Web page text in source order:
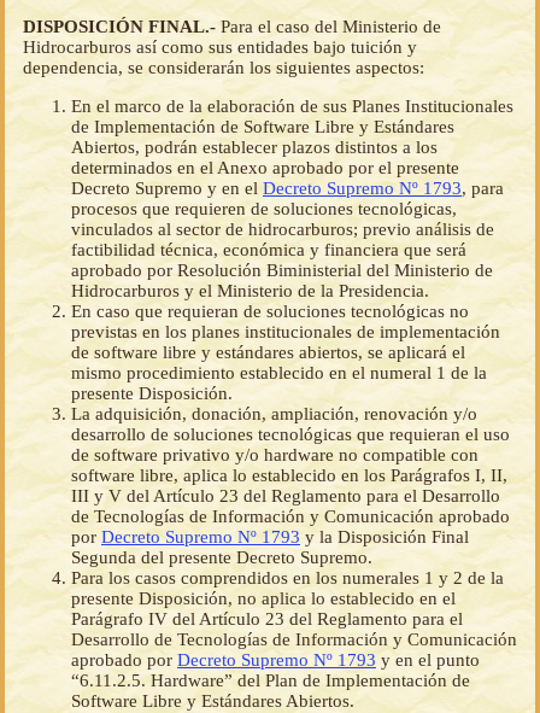
DISPOSICIÓN FINAL.- Para el caso del Ministerio de
Hidrocarburos así como sus entidades bajo tuición y
dependencia, se considerarán los siguientes aspectos:
En el marco de la elaboración de sus Planes Institucionales
de Implementación de Software Libre y Estándares
Abiertos, podrán establecer plazos distintos a los
determinados en el Anexo aprobado por el presente
Decreto Supremo y en el Decreto Supremo Nº 1793, para
procesos que requieren de soluciones tecnológicas,
vinculados al sector de hidrocarburos; previo análisis de
factibilidad técnica, económica y financiera que será
aprobado por Resolución Biministerial del Ministerio de
Hidrocarburos y el Ministerio de la Presidencia.
En caso que requieran de soluciones tecnológicas no
previstas en los planes institucionales de implementación
de software libre y estándares abiertos, se aplicará el
mismo procedimiento establecido en el numeral 1 de la
presente Disposición.
La adquisición, donación, ampliación, renovación y/o
desarrollo de soluciones tecnológicas que requieran el uso
de software privativo y/o hardware no compatible con
software libre, aplica lo establecido en los Parágrafos I, II,
III y V del Artículo 23 del Reglamento para el Desarrollo
de Tecnologías de Información y Comunicación aprobado
por Decreto Supremo Nº 1793 y la Disposición Final
Segunda del presente Decreto Supremo.
Para los casos comprendidos en los numerales 1 y 2 de la
presente Disposición, no aplica lo establecido en el
Parágrafo IV del Artículo 23 del Reglamento para el
Desarrollo de Tecnologías de Información y Comunicación
aprobado por Decreto Supremo Nº 1793 y en el punto
“6.11.2.5. Hardware” del Plan de Implementación de
Software Libre y Estándares Abiertos.